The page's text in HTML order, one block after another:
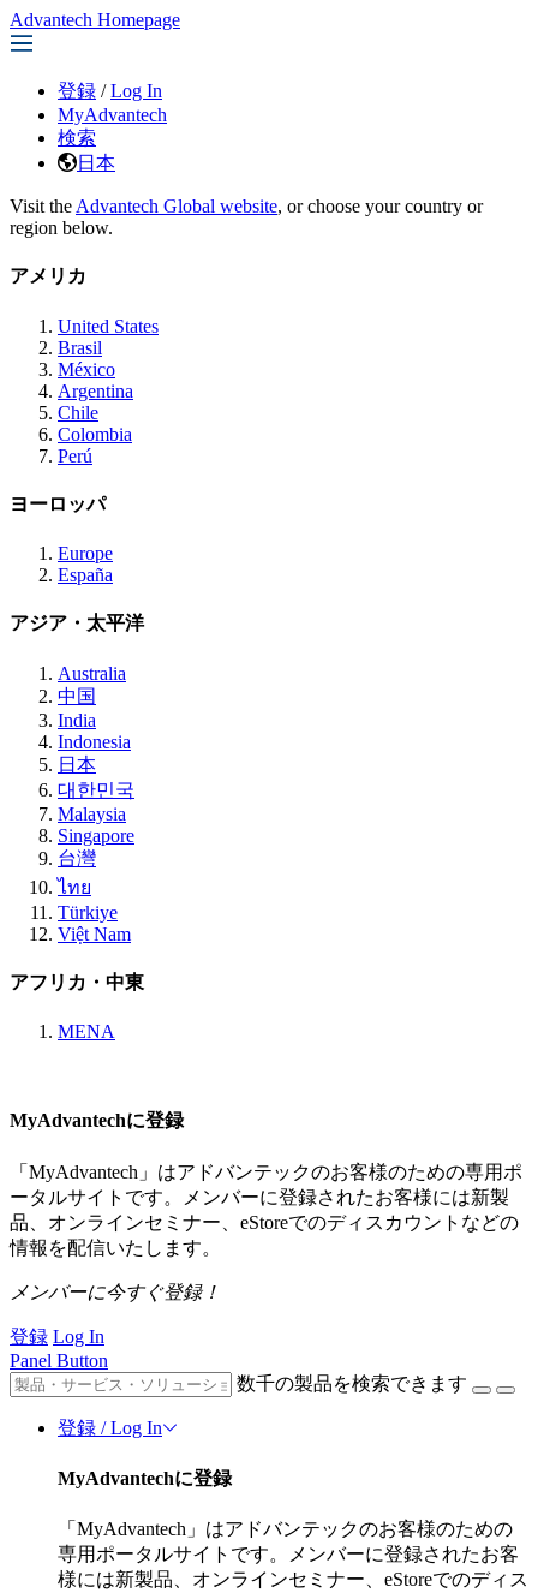
Advantech Homepage
登録 / Log In
MyAdvantech
検索
日本
Visit the Advantech Global website, or choose your country or
region below.
アメリカ
United States
Brasil
México
Argentina
Chile
Colombia
Perú
ヨーロッパ
Europe
España
アジア・太平洋
Australia
中国
India
Indonesia
日本
대한민국
Malaysia
Singapore
台灣
ไทย
Türkiye
Việt Nam
アフリカ・中東
MENA
MyAdvantechに登録
「MyAdvantech」はアドバンテックのお客様のための専用ポ
ータルサイトです。メンバーに登録されたお客様には新製
品、オンラインセミナー、eStoreでのディスカウントなどの
情報を配信いたします。
メンバーに今すぐ登録！
登録 Log In
Panel Button
数千の製品を検索できます
登録 / Log In
MyAdvantechに登録
「MyAdvantech」はアドバンテックのお客様のための
専用ポータルサイトです。メンバーに登録されたお客
様には新製品、オンラインセミナー、eStoreでのディス